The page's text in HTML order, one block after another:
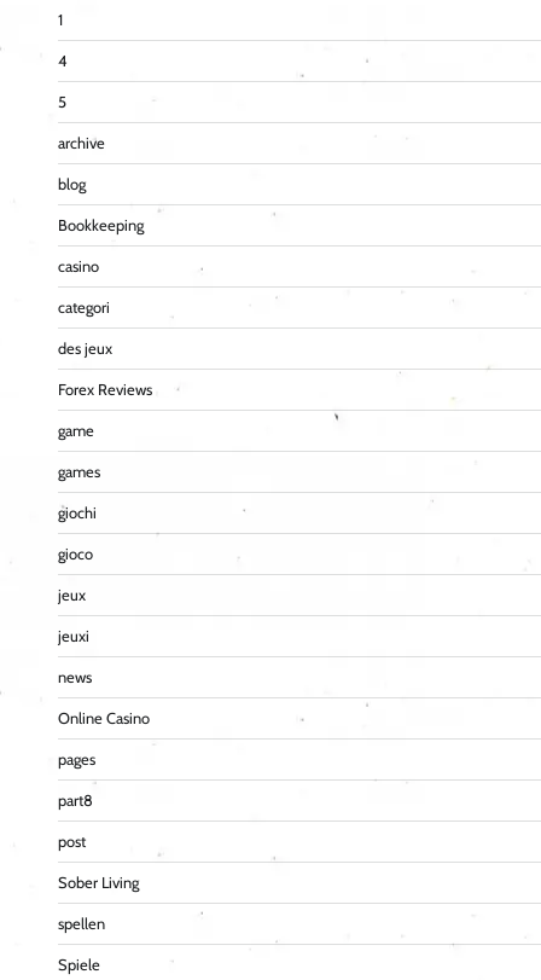
1
4
5
archive
blog
Bookkeeping
casino
categori
des jeux
Forex Reviews
game
games
giochi
gioco
jeux
jeuxi
news
Online Casino
pages
part8
post
Sober Living
spellen
Spiele